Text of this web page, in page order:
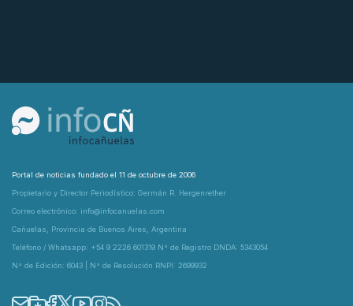
Portal de noticias fundado el 11 de octubre de 2006
Propietario y Director Periodístico: Germán R. Hergenrether
Correo electrónico: info@infocanuelas.com
Cañuelas, Provincia de Buenos Aires, Argentina
Teléfono / Whatsapp: +54 9 2226 601319 N° de Registro DNDA: 5343054
N° de Edición: 6043 | N° de Resolución RNPI: 2699932